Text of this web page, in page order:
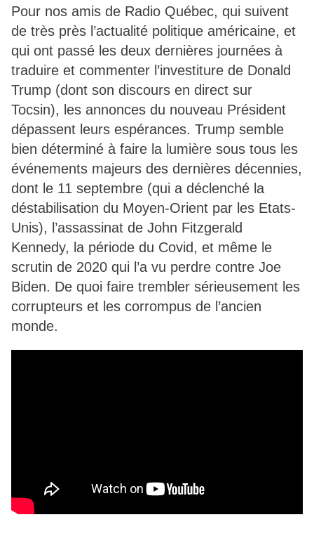
Pour nos amis de Radio Québec, qui suivent
de très près l’actualité politique américaine, et
qui ont passé les deux dernières journées à
traduire et commenter l’investiture de Donald
Trump (dont son discours en direct sur
Tocsin), les annonces du nouveau Président
dépassent leurs espérances. Trump semble
bien déterminé à faire la lumière sous tous les
événements majeurs des dernières décennies,
dont le 11 septembre (qui a déclenché la
déstabilisation du Moyen-Orient par les Etats-
Unis), l’assassinat de John Fitzgerald
Kennedy, la période du Covid, et même le
scrutin de 2020 qui l’a vu perdre contre Joe
Biden. De quoi faire trembler sérieusement les
corrupteurs et les corrompus de l’ancien
monde.